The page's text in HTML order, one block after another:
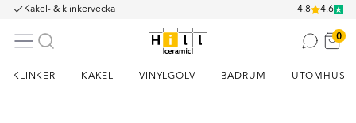
Kakel- & klinkervecka 4.8 4.6
0
KLINKER KAKEL VINYLGOLV BADRUM UTOMHUS